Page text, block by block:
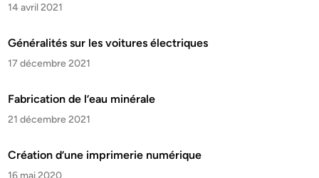
14 avril 2021
Généralités sur les voitures électriques
17 décembre 2021
Fabrication de l’eau minérale
21 décembre 2021
Création d’une imprimerie numérique
16 mai 2020